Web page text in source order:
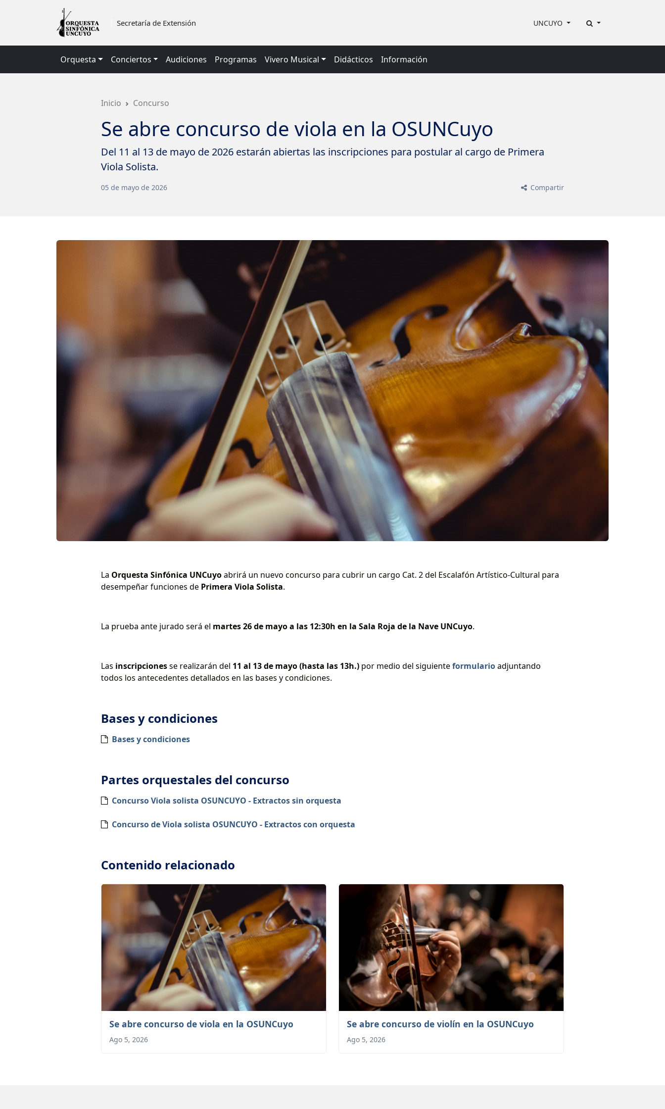
Secretaría de Extensión UNCUYO
Orquesta Conciertos Audiciones Programas Vivero Musical Didácticos Información
Inicio Concurso
Se abre concurso de viola en la OSUNCuyo
Del 11 al 13 de mayo de 2026 estarán abiertas las inscripciones para postular al cargo de Primera
Viola Solista.
05 de mayo de 2026 Compartir
La Orquesta Sinfónica UNCuyoabrirá un nuevo concurso para cubrir un cargo Cat. 2 del Escalafón Artístico-Cultural para
desempeñar funciones de Primera Viola Solista.
La prueba ante jurado será el martes 26 de mayo a las 12:30h en la Sala Roja de la Nave UNCuyo.
Las inscripcionesse realizarán del 11 al 13 de mayo (hasta las 13h.) por medio del siguienteformularioadjuntando
todos los antecedentes detallados en las bases y condiciones.
Bases y condiciones
Bases y condiciones
Partes orquestales del concurso
Concurso Viola solista OSUNCUYO - Extractos sin orquesta
Concurso de Viola solista OSUNCUYO - Extractos con orquesta
Contenido relacionado
Se abre concurso de viola en la OSUNCuyo
Ago 5, 2026
Se abre concurso de violín en la OSUNCuyo
Ago 5, 2026